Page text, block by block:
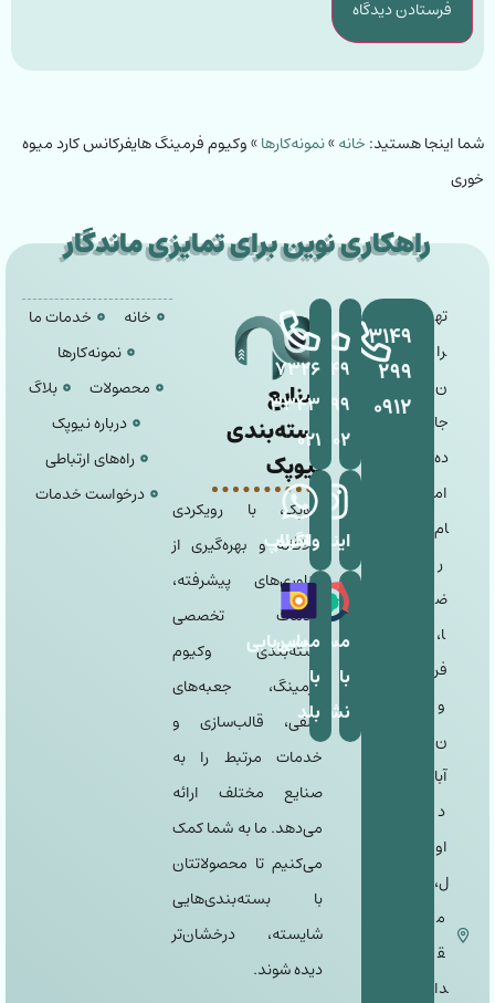
شما اینجا هستید: خانه»نمونه‌کارها»وکیوم فرمینگ هایفرکانس کارد میوه
خوری
راهکاری نوین برای تمایزی ماندگار
صنایع
بسته‌بندی
نیوپک
نیوپک، با رویکردی
خلاقانه و بهره‌گیری از
فناوری‌های پیشرفته،
خدمات تخصصی
بسته‌بندی وکیوم
فرمینگ، جعبه‌های
طلقی، قالب‌سازی و
خدمات مرتبط را به
صنایع مختلف ارائه
می‌دهد. ما به شما کمک
می‌کنیم تا محصولاتتان
با بسته‌بندی‌هایی
شایسته، درخشان‌تر
دیده شوند.
ته
را
ن
جا
ده
ام
ام
ر
ض
ا،
فر
و
ن
آبا
د
او
ل،
م
ق
دا
۳۱۴۹
۲۹۹
۰۹۱۲
۳۱۴۹
۲۹۹
۰۹۰۲
اینستاگرام
مسیریابی
با
نشان
۷۳۲۶
۳۳۴۳
۰۲۱
واتساپ
مسیریابی
با
بلد
خانه
خدمات ما
نمونه‌کارها
محصولات
بلاگ
درباره نیوپک
راه‌های ارتباطی
درخواست خدمات